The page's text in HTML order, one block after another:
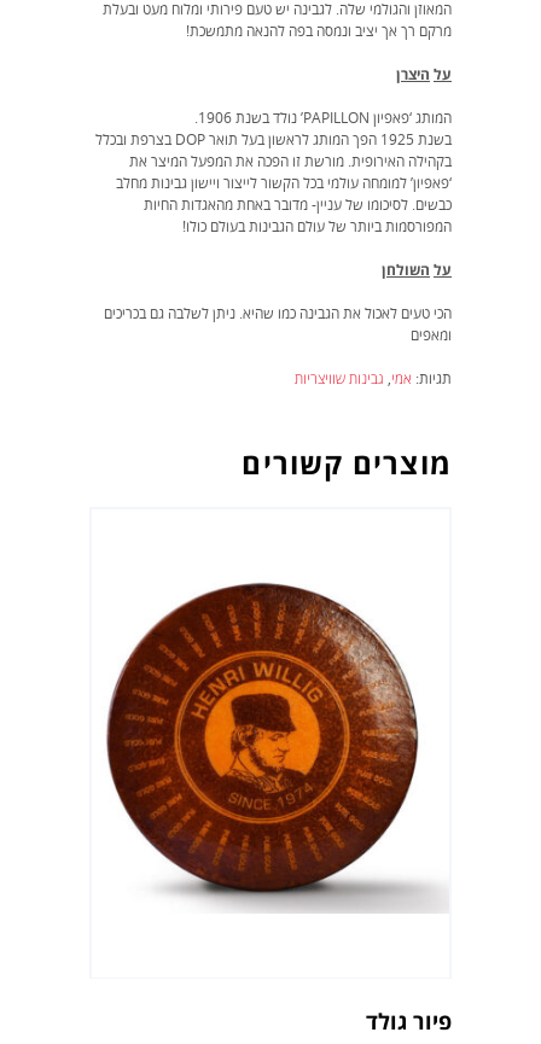
המאוזן והגולמי שלה. לגבינה יש טעם פירותי ומלוח מעט ובעלת
מרקם רך אך יציב ונמסה בפה להנאה מתמשכת!
על היצרן
המותג ‘פאפיון PAPILLON’ נולד בשנת 1906.
בשנת 1925 הפך המותג לראשון בעל תואר DOP בצרפת ובכלל
בקהילה האירופית. מורשת זו הפכה את המפעל המיצר את
‘פאפיון’ למומחה עולמי בכל הקשור לייצור ויישון גבינות מחלב
כבשים. לסיכומו של עניין- מדובר באחת מהאגדות החיות
המפורסמות ביותר של עולם הגבינות בעולם כולו!
על השולחן
הכי טעים לאכול את הגבינה כמו שהיא. ניתן לשלבה גם בכריכים
ומאפים
תגיות: אמי, גבינות שוויצריות
מוצרים קשורים
פיור גולד